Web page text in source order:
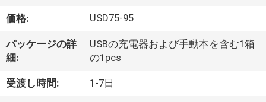
デ
オ
価格: USD75-95
パッケージの詳
細:
USBの充電器および手動本を含む1箱
の1pcs
受渡し時間: 1-7日